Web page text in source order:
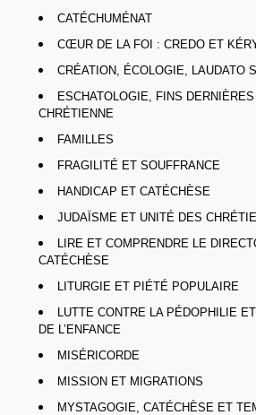
CATÉCHUMÉNAT
CŒUR DE LA FOI : CREDO ET
CRÉATION, ÉCOLOGIE, LAUDATO
ESCHATOLOGIE, FINS
CHRÉTIENNE
FAMILLES
FRAGILITÉ ET SOUFFRANCE
HANDICAP ET CATÉCHÈSE
JUDAÏSME ET UNITÉ DES
LIRE ET COMPRENDRE LE
CATÉCHÈSE
LITURGIE ET PIÉTÉ POPULAIRE
LUTTE CONTRE LA PÉDOPHILIE
DE L’ENFANCE
MISÉRICORDE
MISSION ET MIGRATIONS
MYSTAGOGIE, CATÉCHÈSE ET